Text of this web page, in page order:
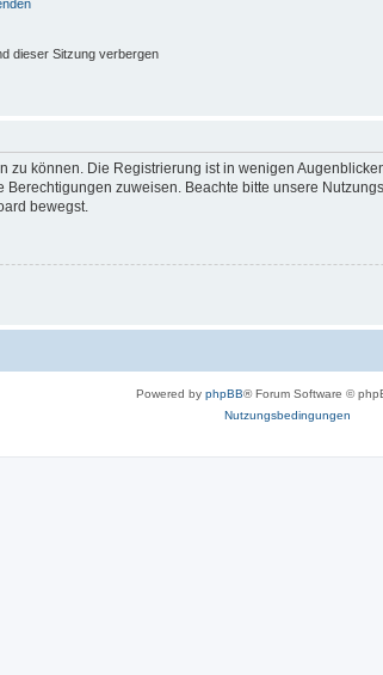
dieser Sitzung verbergen
zu können. Die Registrierung ist in wenigen
zuweisen. Beachte bitte unsere
bewegst.
Powered by phpBB® Forum Software ©
Nutzungsbedingungen